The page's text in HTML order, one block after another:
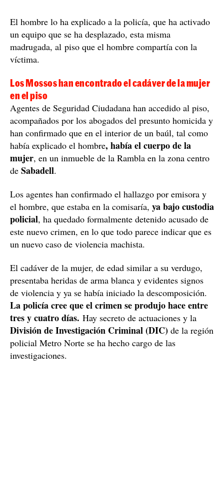
El hombre lo ha explicado a la policía, que ha activado
un equipo que se ha desplazado, esta misma
madrugada, al piso que el hombre compartía con la
víctima.
Los Mossos han encontrado el cadáver de la mujer
en el piso
Agentes de Seguridad Ciudadana han accedido al piso,
acompañados por los abogados del presunto homicida y
han confirmado que en el interior de un baúl, tal como
había explicado el hombre, había el cuerpo de la
mujer, en un inmueble de la Rambla en la zona centro
de Sabadell.